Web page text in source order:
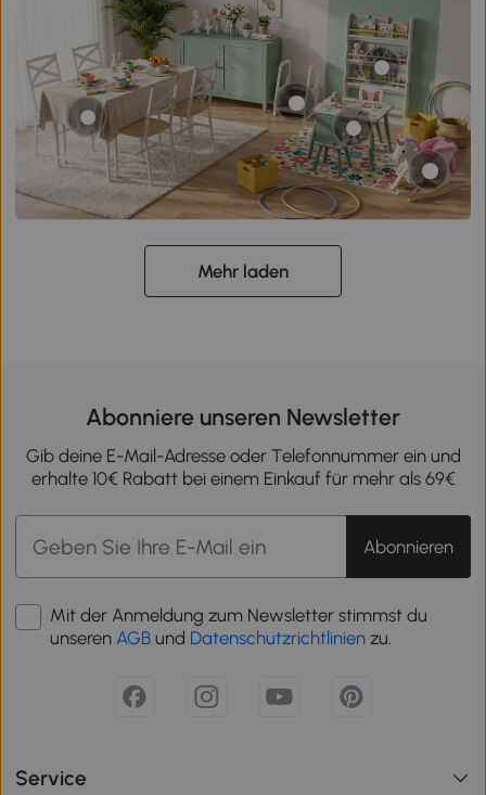
Mehr laden
Abonniere unseren Newsletter
Gib deine E-Mail-Adresse oder Telefonnummer ein und
erhalte 10€ Rabatt bei einem Einkauf für mehr als 69€
Abonnieren
Mit der Anmeldung zum Newsletter stimmst du
unseren AGB und Datenschutzrichtlinien zu.
Service